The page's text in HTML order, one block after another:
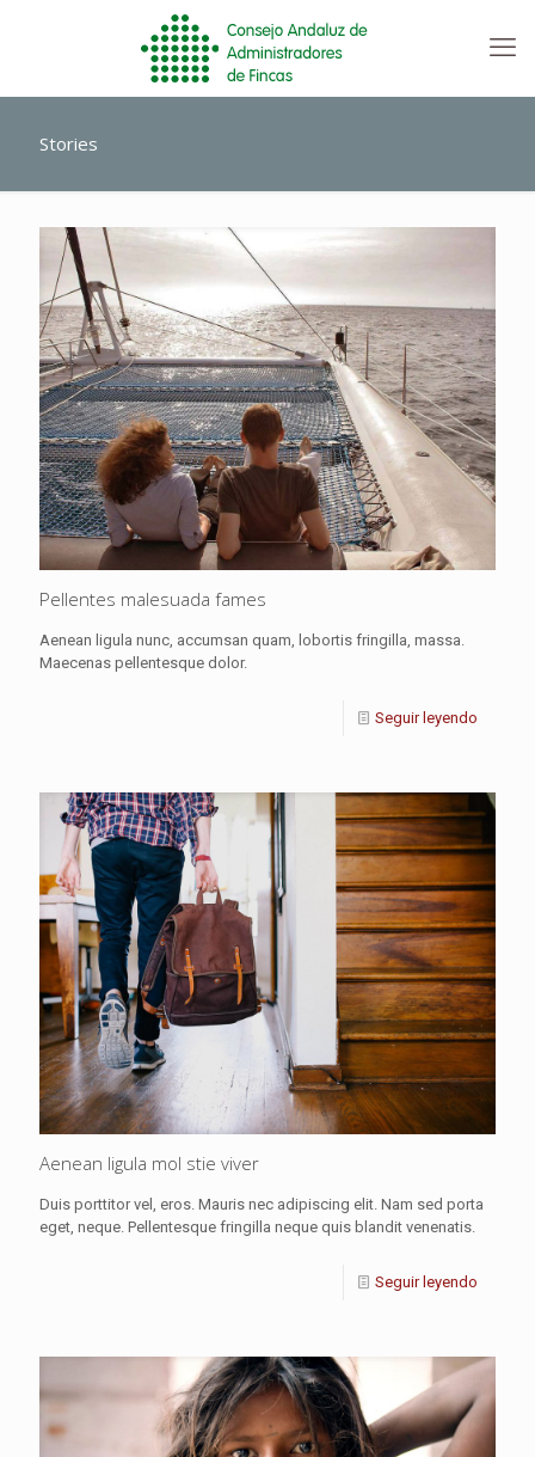
Stories
Pellentes malesuada fames
Aenean ligula nunc, accumsan quam, lobortis fringilla, massa.
Maecenas pellentesque dolor.
Seguir leyendo
Aenean ligula mol stie viver
Duis porttitor vel, eros. Mauris nec adipiscing elit. Nam sed porta
eget, neque. Pellentesque fringilla neque quis blandit venenatis.
Seguir leyendo